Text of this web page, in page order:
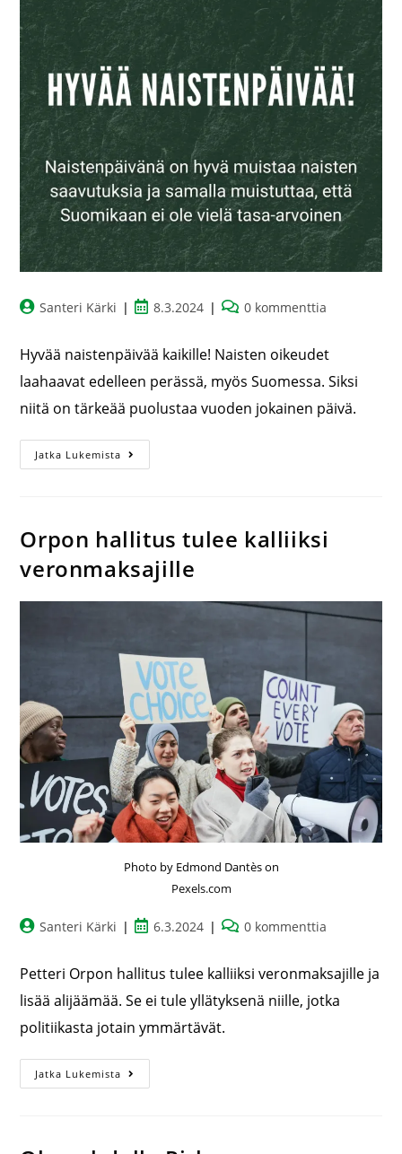
Santeri Kärki 8.3.2024 0 kommenttia
Hyvää naistenpäivää kaikille! Naisten oikeudet
laahaavat edelleen perässä, myös Suomessa. Siksi
niitä on tärkeää puolustaa vuoden jokainen päivä.
Jatka Lukemista
Orpon hallitus tulee kalliiksi
veronmaksajille
Photo by Edmond Dantès on
Pexels.com
Santeri Kärki 6.3.2024 0 kommenttia
Petteri Orpon hallitus tulee kalliiksi veronmaksajille ja
lisää alijäämää. Se ei tule yllätyksenä niille, jotka
politiikasta jotain ymmärtävät.
Jatka Lukemista